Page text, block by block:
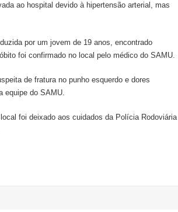
ao hospital devido à hipertensão arterial, mas
por um jovem de 19 anos, encontrado
foi confirmado no local pelo médico do SAMU.
de fratura no punho esquerdo e dores
equipe do SAMU.
foi deixado aos cuidados da Polícia Rodoviária